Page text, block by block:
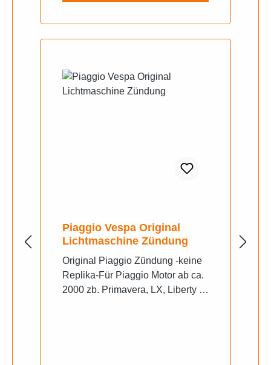
(1995, SAL1T) Piaggio Quartz 50
Storm 50 (1995, TEC1T) Piaggio
TPH 50 (1993, TEC1T
Piaggio Vespa Original
Lichtmaschine Zündung
Original Piaggio Zündung -keine
Replika-Für Piaggio Motor ab ca.
2000 zb. Primavera, LX, Liberty